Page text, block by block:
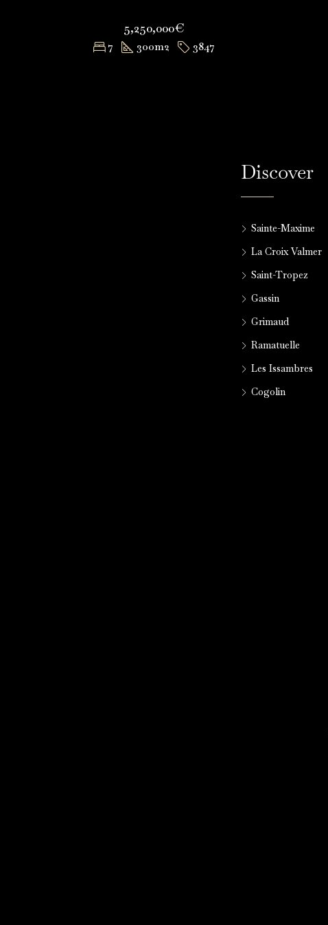
5,250,000€
7 300m2 3847
Discover
Sainte-Maxime
La Croix Valmer
Saint-Tropez
Gassin
Grimaud
Ramatuelle
Les Issambres
Cogolin